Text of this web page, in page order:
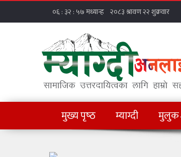
मुख्य पृष्‍ठ म्याग्दी मुलुक